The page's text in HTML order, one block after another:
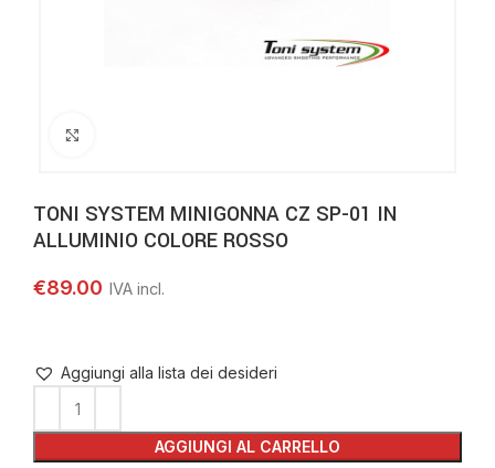
TONI SYSTEM MINIGONNA CZ SP-01 IN
ALLUMINIO COLORE ROSSO
€89.00
AGGIUNGI AL CARRELLO
Aggiungi alla lista dei desideri